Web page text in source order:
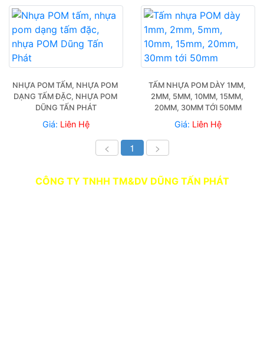
NHỰA POM TẤM, NHỰA POM
DẠNG TẤM ĐẶC, NHỰA POM
DŨNG TẤN PHÁT
Giá: Liên Hệ
TẤM NHỰA POM DÀY 1MM,
2MM, 5MM, 10MM, 15MM,
20MM, 30MM TỚI 50MM
Giá: Liên Hệ
< 1 >
CÔNG TY TNHH TM&DV DŨNG TẤN PHÁT